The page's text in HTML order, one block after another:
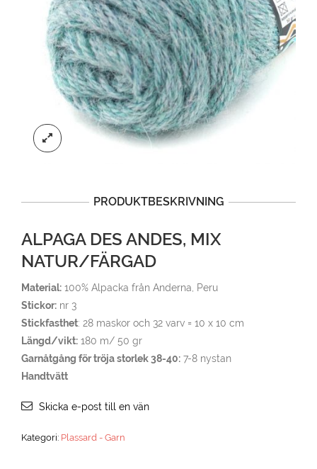
PRODUKTBESKRIVNING
ALPAGA DES ANDES, MIX
NATUR/FÄRGAD
Material: 100% Alpacka från Anderna, Peru
Stickor: nr 3
Stickfasthet: 28 maskor och 32 varv = 10 x 10 cm
Längd/vikt: 180 m/ 50 gr
Garnåtgång för tröja storlek 38-40: 7-8 nystan
Handtvätt
Skicka e-post till en vän
Kategori: Plassard - Garn